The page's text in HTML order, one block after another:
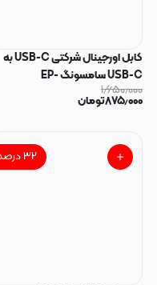
کابل اورجینال شرکتی USB-C به
USB-C سامسونگ EP-
۱٫۶۵۰٫۰۰۰
۸۷۵٫۰۰۰تومان
۳۲